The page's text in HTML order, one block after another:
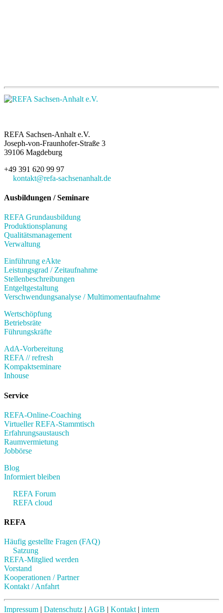
REFA Sachsen-Anhalt e.V.
Joseph-von-Fraunhofer-Straße 3
39106 Magdeburg
+49 391 620 99 97
kontakt@refa-sachsenanhalt.de
Ausbildungen / Seminare
REFA Grundausbildung
Produktionsplanung
Qualitätsmanagement
Verwaltung
Einführung eAkte
Leistungsgrad / Zeitaufnahme
Stellenbeschreibungen
Entgeltgestaltung
Verschwendungsanalyse / Multimomentaufnahme
Wertschöpfung
Betriebsräte
Führungskräfte
AdA-Vorbereitung
REFA // refresh
Kompaktseminare
Inhouse
Service
REFA-Online-Coaching
Virtueller REFA-Stammtisch
Erfahrungsaustausch
Raumvermietung
Jobbörse
Blog
Informiert bleiben
REFA Forum
REFA cloud
REFA
Häufig gestellte Fragen (FAQ)
Satzung
REFA-Mitglied werden
Vorstand
Kooperationen / Partner
Kontakt / Anfahrt
Impressum | Datenschutz | AGB | Kontakt | intern